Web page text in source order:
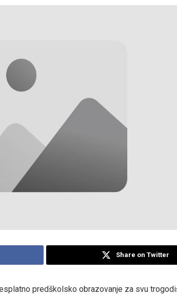
Share on Twitter
predškolsko obrazovanje za svu